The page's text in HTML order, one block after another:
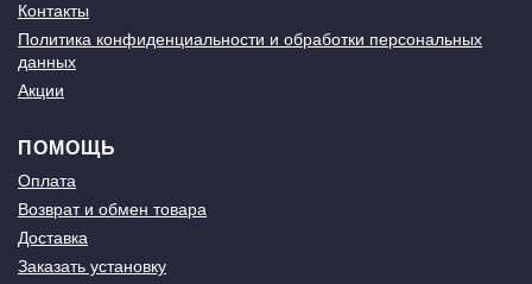
Контакты
Политика конфиденциальности и обработки персональных
данных
Акции
ПОМОЩЬ
Оплата
Возврат и обмен товара
Доставка
Заказать установку